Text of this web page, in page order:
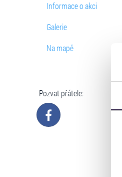
Informace o akci
Galerie
Na mapě
Pozvat přátele: